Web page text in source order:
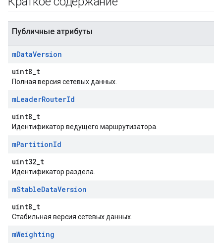
Публичные атрибуты
mDataVersion
uint8_t
Полная версия сетевых данных.
mLeaderRouterId
uint8_t
Идентификатор ведущего маршрутизатора.
mPartitionId
uint32_t
Идентификатор раздела.
mStableDataVersion
uint8_t
Стабильная версия сетевых данных.
mWeighting